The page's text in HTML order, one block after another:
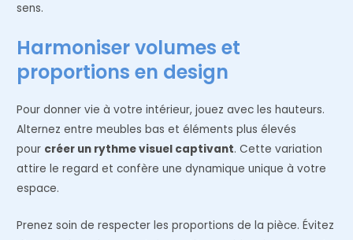
sens.
Harmoniser volumes et
proportions en design
Pour donner vie à votre intérieur, jouez avec les hauteurs.
Alternez entre meubles bas et éléments plus élevés
pour créer un rythme visuel captivant. Cette variation
attire le regard et confère une dynamique unique à votre
espace.
Prenez soin de respecter les proportions de la pièce. Évitez